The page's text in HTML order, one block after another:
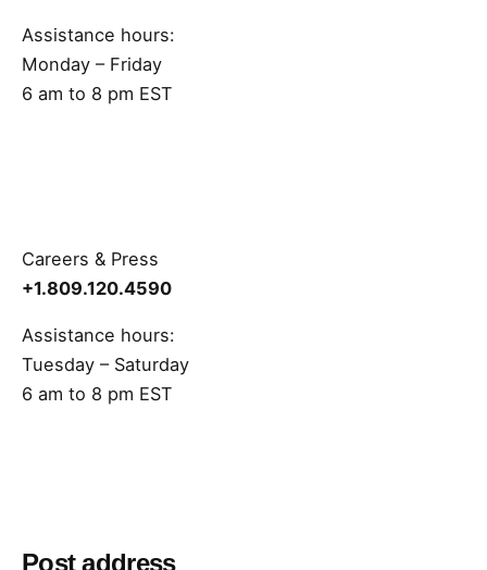
Assistance hours:
Monday – Friday
6 am to 8 pm EST
Careers & Press
+1.809.120.4590
Assistance hours:
Tuesday – Saturday
6 am to 8 pm EST
Post address